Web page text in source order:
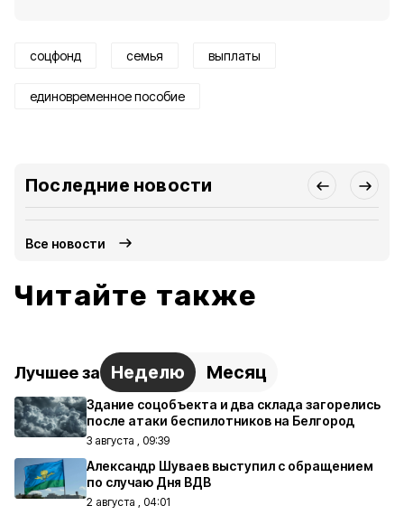
соцфонд семья выплаты
единовременное пособие
Последние новости
Все новости
Читайте также
Лучшее за Неделю Месяц
Здание соцобъекта и два склада загорелись
после атаки беспилотников на Белгород
3 августа , 09:39
Александр Шуваев выступил с обращением
по случаю Дня ВДВ
2 августа , 04:01